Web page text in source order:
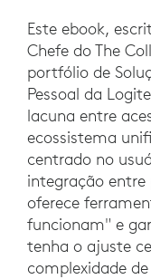
Este ebook,
Chefe do The
portfólio de
Pessoal da
lacuna entre
ecossistema
centrado no
integração
oferece
funcionam" e
tenha o ajuste
complexidade de